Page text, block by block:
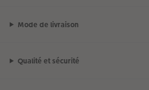
Mode de livraison
Qualité et sécurité